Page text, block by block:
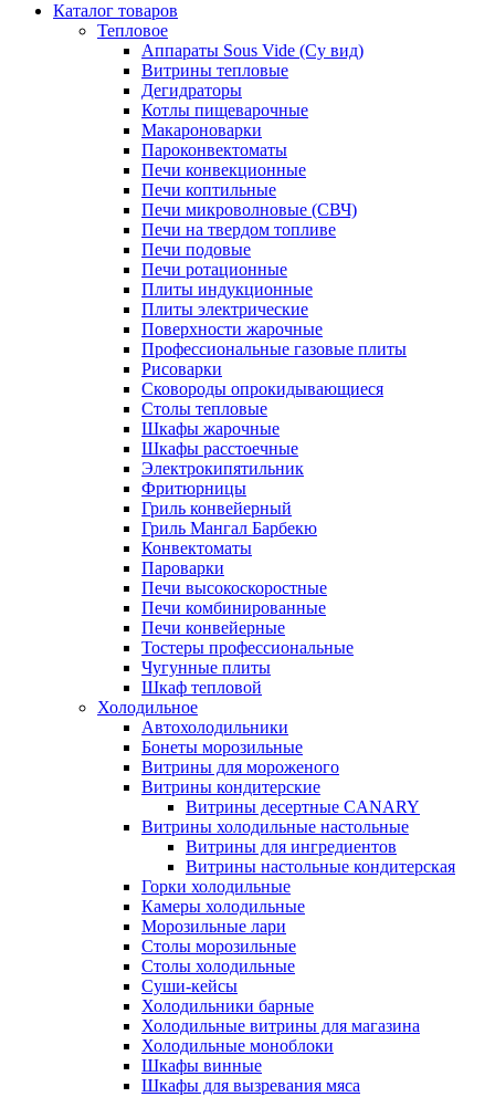
Каталог товаров
Тепловое
Аппараты Sous Vide (Су вид)
Витрины тепловые
Дегидраторы
Котлы пищеварочные
Макароноварки
Пароконвектоматы
Печи конвекционные
Печи коптильные
Печи микроволновые (СВЧ)
Печи на твердом топливе
Печи подовые
Печи ротационные
Плиты индукционные
Плиты электрические
Поверхности жарочные
Профессиональные газовые плиты
Рисоварки
Сковороды опрокидывающиеся
Столы тепловые
Шкафы жарочные
Шкафы расстоечные
Электрокипятильник
Фритюрницы
Гриль конвейерный
Гриль Мангал Барбекю
Конвектоматы
Пароварки
Печи высокоскоростные
Печи комбинированные
Печи конвейерные
Тостеры профессиональные
Чугунные плиты
Шкаф тепловой
Холодильное
Автохолодильники
Бонеты морозильные
Витрины для мороженого
Витрины кондитерские
Витрины десертные CANARY
Витрины холодильные настольные
Витрины для ингредиентов
Витрины настольные кондитерская
Горки холодильные
Камеры холодильные
Морозильные лари
Столы морозильные
Столы холодильные
Суши-кейсы
Холодильники барные
Холодильные витрины для магазина
Холодильные моноблоки
Шкафы винные
Шкафы для вызревания мяса